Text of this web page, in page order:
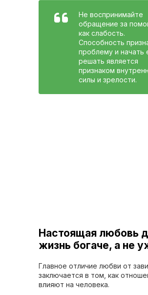
Не воспринимайте
обращение за
как слабость.
Способность
проблему и начать
решать является
признаком
силы и зрелости.
Настоящая любовь
жизнь богаче, а не
Главное отличие любви от
заключается в том, как
влияют на человека.